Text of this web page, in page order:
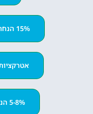
15% הנחה ב-Booking.com
5-8% הנחה להשכרת רכב